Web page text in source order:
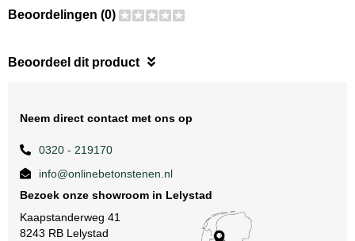
Beoordelingen (0)
Beoordeel dit product
Neem direct contact met ons op
0320 - 219170
info@onlinebetonstenen.nl
Bezoek onze showroom in Lelystad
Kaapstanderweg 41
8243 RB Lelystad